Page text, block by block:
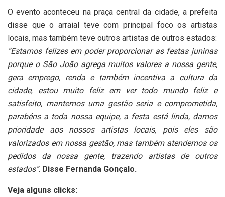
O evento aconteceu na praça central da cidade, a prefeita
disse que o arraial teve com principal foco os artistas
locais, mas também teve outros artistas de outros estados:
“Estamos felizes em poder proporcionar as festas juninas
porque o São João agrega muitos valores a nossa gente,
gera emprego, renda e também incentiva a cultura da
cidade, estou muito feliz em ver todo mundo feliz e
satisfeito, mantemos uma gestão seria e comprometida,
parabéns a toda nossa equipe, a festa está linda, damos
prioridade aos nossos artistas locais, pois eles são
valorizados em nossa gestão, mas também atendemos os
pedidos da nossa gente, trazendo artistas de outros
estados”. Disse Fernanda Gonçalo.
Veja alguns clicks: